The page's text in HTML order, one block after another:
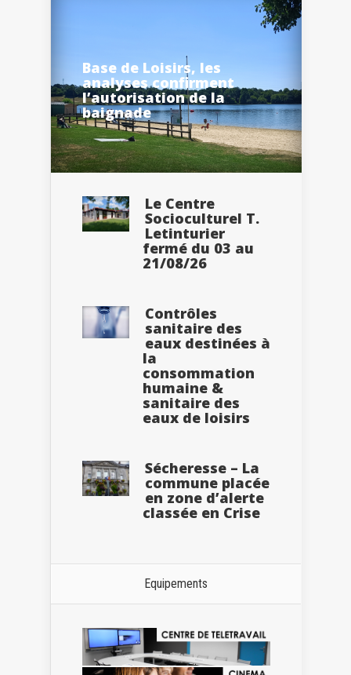
Base de Loisirs, les
analyses confirment
l’autorisation de la
baignade
Le Centre
Socioculturel T.
Letinturier
fermé du 03 au
21/08/26
Contrôles
sanitaire des
eaux destinées à
la
consommation
humaine &
sanitaire des
eaux de loisirs
Sécheresse – La
commune placée
en zone d’alerte
classée en Crise
Equipements